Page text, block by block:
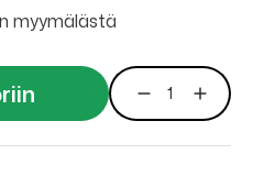
myymälästä